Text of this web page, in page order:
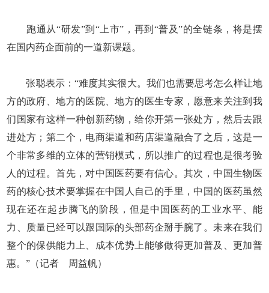
跑通从“研发”到“上市”，再到“普及”的全链条，将是摆
在国内药企面前的一道新课题。
张聪表示：“难度其实很大。我们也需要思考怎么样让地
方的政府、地方的医院、地方的医生专家，愿意来关注到我
们国家有这样一种创新药物，给你开第一张处方，然后去跟
进处方；第二个，电商渠道和药店渠道融合了之后，这是一
个非常多维的立体的营销模式，所以推广的过程也是很考验
人的过程。首先，对中国医药要有信心。其次，中国生物医
药的核心技术要掌握在中国人自己的手里，中国的医药虽然
现在还在起步腾飞的阶段，但是中国医药的工业水平、能
力、质量已经可以跟国际的头部药企掰手腕了。未来在我们
整个的保供能力上、成本优势上能够做得更加普及、更加普
惠。”（记者 周益帆）